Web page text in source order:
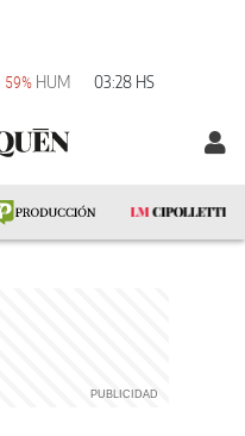
59% HUM 03:28 HS